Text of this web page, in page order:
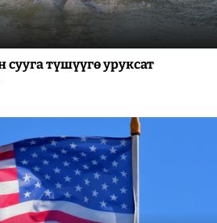
түшүүгө уруксат